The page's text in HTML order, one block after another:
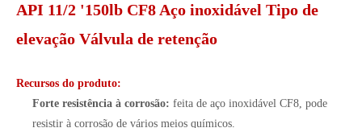
API 11/2 '150lb CF8 Aço inoxidável Tipo de
elevação Válvula de retenção
Recursos do produto:
Forte resistência à corrosão: feita de aço inoxidável CF8, pode
resistir à corrosão de vários meios químicos.